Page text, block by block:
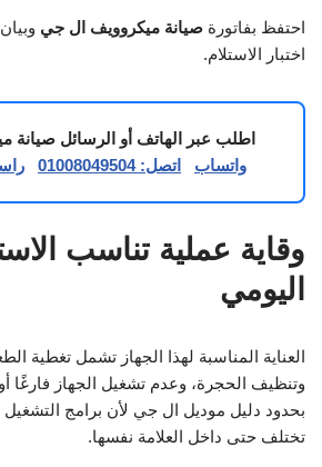
احتفظ بفاتورة صيانة ميكروويف ال جي
اختبار الاستلام.
اطلب عبر الهاتف أو الرسائل صيانة
واتساب
اتصل: 01008049504
وقاية عملية تناسب
اليومي
العناية المناسبة لهذا الجهاز تشمل تغطية
وتنظيف الحجرة، وعدم تشغيل الجهاز فارغًا أو
بحدود دليل موديل ال جي لأن برامج
تختلف حتى داخل العلامة نفسها.